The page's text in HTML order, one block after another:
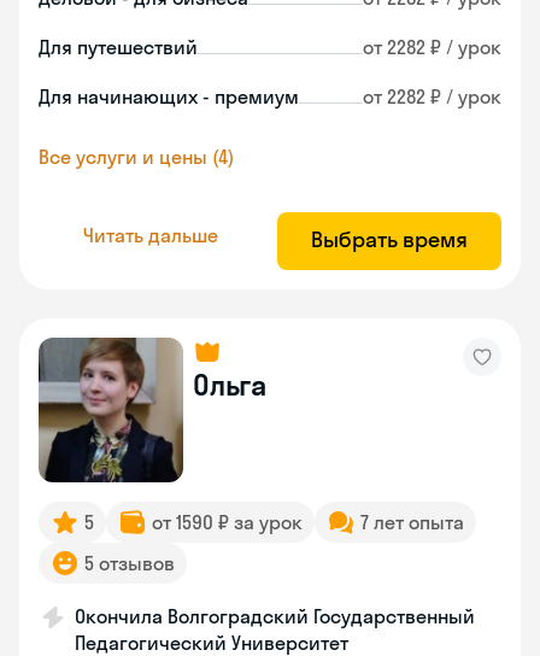
Для путешествий от 2282 ₽ / урок
Для начинающих - премиум от 2282 ₽ / урок
Все услуги и цены (4)
Читать дальше Выбрать время
Ольга
5 от 1590 ₽ за урок
7 лет опыта
5 отзывов
Окончила Волгоградский Государственный
Педагогический Университет